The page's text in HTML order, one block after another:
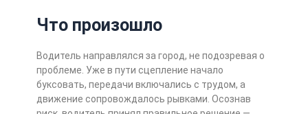
Что произошло
Водитель направлялся за город, не подозревая о
проблеме. Уже в пути сцепление начало
буксовать, передачи включались с трудом, а
движение сопровождалось рывками. Осознав